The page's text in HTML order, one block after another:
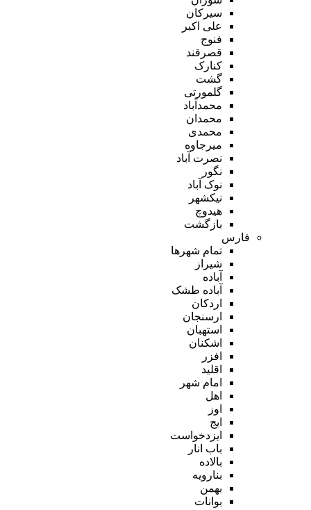
سیرکان
علی اکبر
فنوج
قصرقند
کنارک
گشت
گلمورتی
محمدآباد
محمدان
محمدی
میرجاوه
نصرت آباد
نگور
نوک آباد
نیکشهر
هیدوچ
بازگشت
فارس
تمام شهر‌ها
شیراز
آباده
آباده طشک
اردکان
ارسنجان
استهبان
اشکنان
افزر
اقلید
امام شهر
اهل
اوز
ایج
ایزدخواست
باب انار
بالاده
بنارویه
بهمن
بوانات